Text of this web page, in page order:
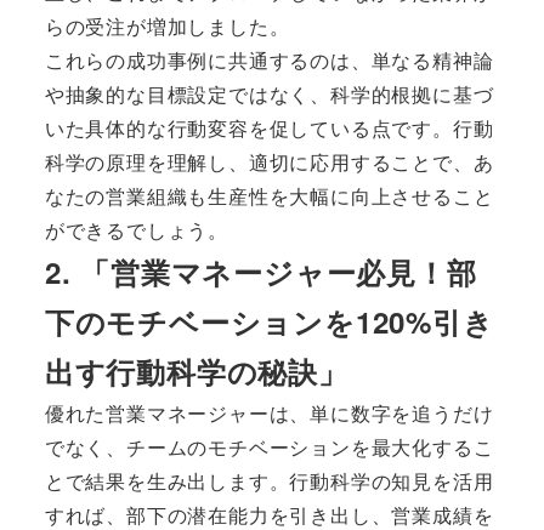
らの受注が増加しました。
これらの成功事例に共通するのは、単なる精神論
や抽象的な目標設定ではなく、科学的根拠に基づ
いた具体的な行動変容を促している点です。行動
科学の原理を理解し、適切に応用することで、あ
なたの営業組織も生産性を大幅に向上させること
ができるでしょう。
2. 「営業マネージャー必見！部
下のモチベーションを120%引き
出す行動科学の秘訣」
優れた営業マネージャーは、単に数字を追うだけ
でなく、チームのモチベーションを最大化するこ
とで結果を生み出します。行動科学の知見を活用
すれば、部下の潜在能力を引き出し、営業成績を